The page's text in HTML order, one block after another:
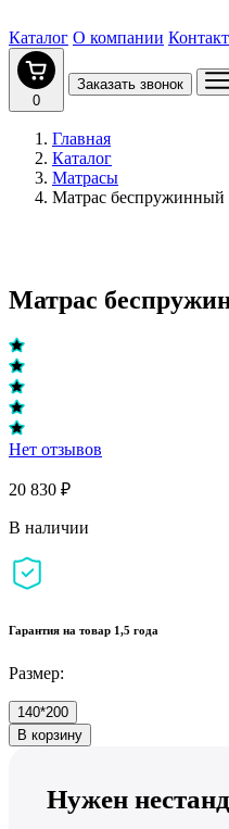
Каталог О компании
0
Заказать звонок
Главная
Каталог
Матрасы
Матрас беспружинный
Матрас
Нет отзывов
20 830 ₽
В наличии
Гарантия на товар 1,5 года
Размер:
140*200
В корзину
Нужен